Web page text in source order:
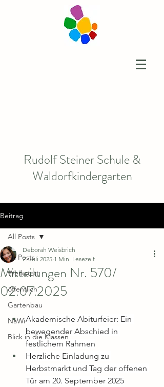
Rudolf Steiner Schule &
Waldorfkindergarten
Beitrag
All Posts
Werkstatt
öffentlich
Gartenbau
NaWi
Blick in die Klassen
All Posts
Mitteilungen Nr. 570/
02.07.2025
Deborah Weisbrich
2. Juli 2025 1 Min. Lesezeit
Akademische Abiturfeier: Ein
bewegender Abschied in
festlichem Rahmen
Herzliche Einladung zu
Herbstmarkt und Tag der offenen
Tür am 20. September 2025